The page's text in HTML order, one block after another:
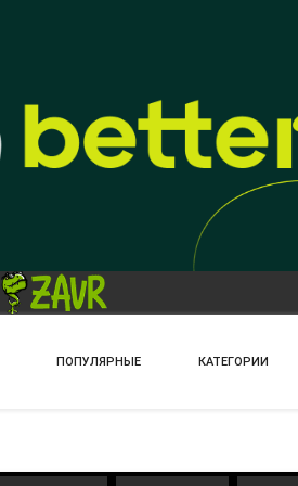
ПОПУЛЯРНЫЕ КАТЕГОРИИ